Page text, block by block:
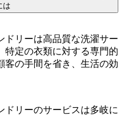
は
ドリーは高品質な洗濯サー
特定の衣類に対する専門的
客の手間を省き、生活の効
ドリーのサービスは多岐に